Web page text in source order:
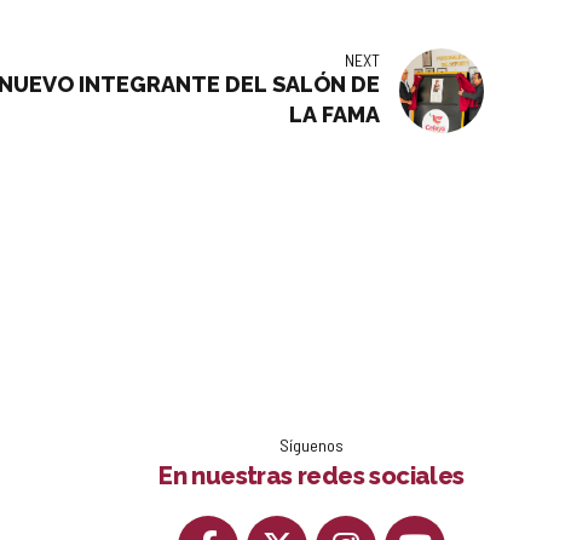
NEXT
INTEGRANTE DEL SALÓN DE
LA FAMA
Síguenos
En nuestras redes sociales